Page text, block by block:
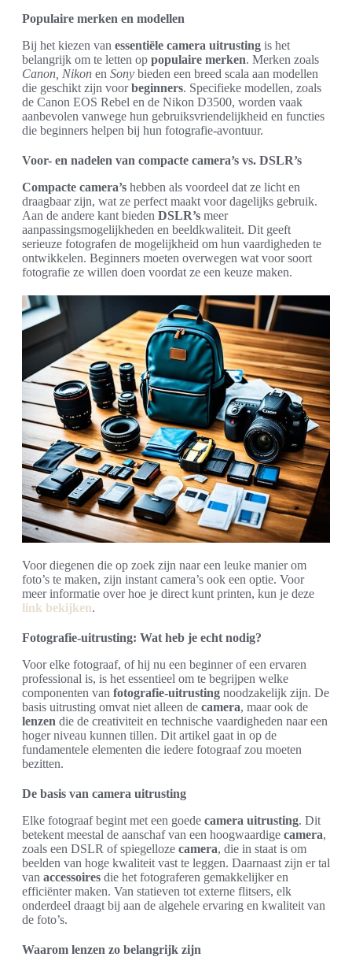
Populaire merken en modellen
Bij het kiezen van essentiële camera uitrusting is het
belangrijk om te letten op populaire merken. Merken zoals
Canon, Nikon en Sony bieden een breed scala aan modellen
die geschikt zijn voorbeginners. Specifieke modellen, zoals
de Canon EOS Rebel en de Nikon D3500, worden vaak
aanbevolen vanwege hun gebruiksvriendelijkheid en functies
die beginners helpen bij hun fotografie-avontuur.
Voor- en nadelen van compacte camera’s vs. DSLR’s
Compacte camera’s hebben als voordeel dat ze licht en
draagbaar zijn, wat ze perfect maakt voor dagelijks gebruik.
Aan de andere kant bieden DSLR’s meer
aanpassingsmogelijkheden en beeldkwaliteit. Dit geeft
serieuze fotografen de mogelijkheid om hun vaardigheden te
ontwikkelen. Beginners moeten overwegen wat voor soort
fotografie ze willen doen voordat ze een keuze maken.
Voor diegenen die op zoek zijn naar een leuke manier om
foto’s te maken, zijn instant camera’s ook een optie. Voor
meer informatie over hoe je direct kunt printen, kun je deze
link bekijken.
Fotografie-uitrusting: Wat heb je echt nodig?
Voor elke fotograaf, of hij nu een beginner of een ervaren
professional is, is het essentieel om te begrijpen welke
componenten van fotografie-uitrusting noodzakelijk zijn. De
basis uitrusting omvat niet alleen de camera, maar ook de
lenzen die de creativiteit en technische vaardigheden naar een
hoger niveau kunnen tillen. Dit artikel gaat in op de
fundamentele elementen die iedere fotograaf zou moeten
bezitten.
De basis van camera uitrusting
Elke fotograaf begint met een goede camera uitrusting. Dit
betekent meestal de aanschaf van een hoogwaardige camera,
zoals een DSLR of spiegelloze camera, die in staat is om
beelden van hoge kwaliteit vast te leggen. Daarnaast zijn er tal
van accessoires die het fotograferen gemakkelijker en
efficiënter maken. Van statieven tot externe flitsers, elk
onderdeel draagt bij aan de algehele ervaring en kwaliteit van
de foto’s.
Waarom lenzen zo belangrijk zijn